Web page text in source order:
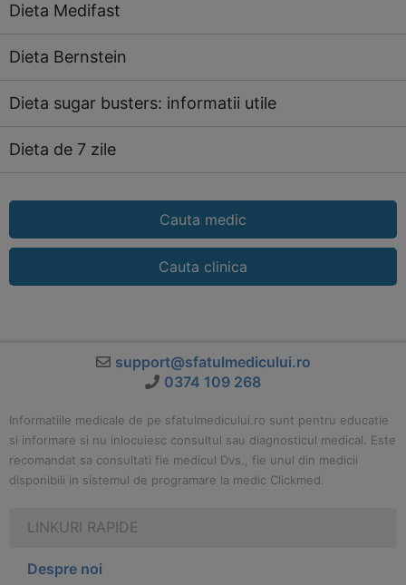
Dieta Medifast
Dieta Bernstein
Dieta sugar busters: informatii utile
Dieta de 7 zile
Cauta medic
Cauta clinica
support@sfatulmedicului.ro
0374 109 268
Informatiile medicale de pe sfatulmedicului.ro sunt pentru educatie
si informare si nu inlocuiesc consultul sau diagnosticul medical. Este
recomandat sa consultati fie medicul Dvs., fie unul din medicii
disponibili in sistemul de programare la medic Clickmed.
LINKURI RAPIDE
Despre noi